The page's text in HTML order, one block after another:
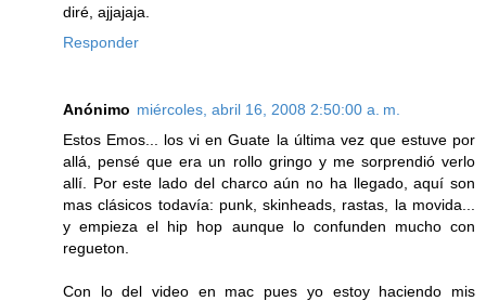
diré, ajjajaja.
Responder
Anónimo miércoles, abril 16, 2008 2:50:00 a. m.
Estos Emos... los vi en Guate la última vez que estuve por
allá, pensé que era un rollo gringo y me sorprendió verlo
allí. Por este lado del charco aún no ha llegado, aquí son
mas clásicos todavía: punk, skinheads, rastas, la movida...
y empieza el hip hop aunque lo confunden mucho con
regueton.
Con lo del video en mac pues yo estoy haciendo mis